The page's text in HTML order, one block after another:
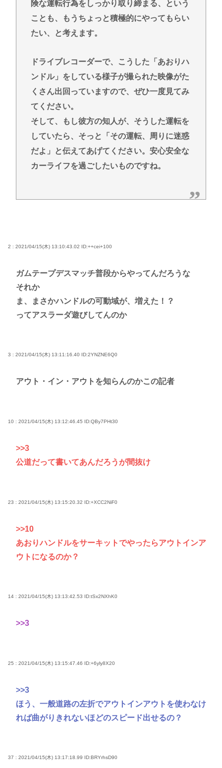
険な運転行為をしっかり取り締まる、という
ことも、もうちょっと積極的にやってもらい
たい、と考えます。
ドライブレコーダーで、こうした「あおりハ
ンドル」をしている様子が撮られた映像がた
くさん出回っていますので、ぜひ一度見てみ
てください。
そして、もし彼方の知人が、そうした運転を
していたら、そっと「その運転、周りに迷惑
だよ」と伝えてあげてください。安心安全な
カーライフを過ごしたいものですね。
2 : 2021/04/15(木) 13:10:43.02 ID:++cei+100
ガムテープデスマッチ普段からやってんだろうな
それか
ま、まさかハンドルの可動域が、増えた！？
ってアスラーダ遊びしてんのか
3 : 2021/04/15(木) 13:11:16.40 ID:2YNZNE6Q0
アウト・イン・アウトを知らんのかこの記者
10 : 2021/04/15(木) 13:12:46.45 ID:QBy7PHt30
>>3
公道だって書いてあんだろうが間抜け
23 : 2021/04/15(木) 13:15:20.32 ID:+XCC2NiF0
>>10
あおりハンドルをサーキットでやったらアウトインア
ウトになるのか？
14 : 2021/04/15(木) 13:13:42.53 ID:tSx2NXhK0
>>3
25 : 2021/04/15(木) 13:15:47.46 ID:+6yly8X20
>>3
ほう、一般道路の左折でアウトインアウトを使わなけ
れば曲がりきれないほどのスピード出せるの？
37 : 2021/04/15(木) 13:17:18.99 ID:BRYrhsD90